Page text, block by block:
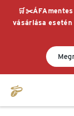
vásárlása esetén